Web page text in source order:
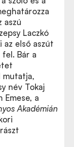
aszú
Laczkó
első aszút
Bár a
mutatja,
név Tokaj
a
Akadémián